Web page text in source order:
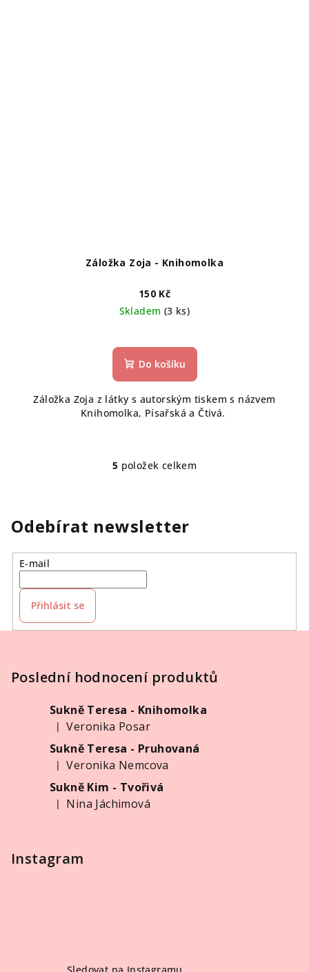
Záložka Zoja - Knihomolka
150 Kč
Skladem (3 ks)
Do košíku
Záložka Zoja z látky s autorským tiskem s názvem
Knihomolka, Písařská a Čtivá.
O
á
d
a
v
v
p
s
u
5 položek celkem
Odebírat newsletter
E-mail
Přihlásit se
Poslední hodnocení produktů
Sukně Teresa - Knihomolka
Hodnocení produktu je 5 z 5 hvězdiček.
|
Veronika Posar
Sukně Teresa - Pruhovaná
Hodnocení produktu je 5 z 5 hvězdiček.
|
Veronika Nemcova
Sukně Kim - Tvořivá
Hodnocení produktu je 5 z 5 hvězdiček.
| Nina Jáchimová
Instagram